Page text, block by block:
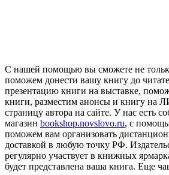
С нашей помощью вы сможете не
поможем донести вашу книгу до
презентацию книги на выставке,
книги, разместим анонсы и книгу на
страницу автора на сайте. У нас есть
магазин bookshop.novslovo.ru, с
поможем вам организовать
доставкой в любую точку РФ.
регулярно участвует в книжных
будет представлена ваша книга. Еще